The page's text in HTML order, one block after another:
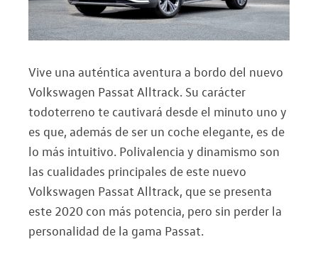
Vive una auténtica aventura a bordo del nuevo
Volkswagen Passat Alltrack. Su carácter
todoterreno te cautivará desde el minuto uno y
es que, además de ser un coche elegante, es de
lo más intuitivo. Polivalencia y dinamismo son
las cualidades principales de este nuevo
Volkswagen Passat Alltrack, que se presenta
este 2020 con más potencia, pero sin perder la
personalidad de la gama Passat.